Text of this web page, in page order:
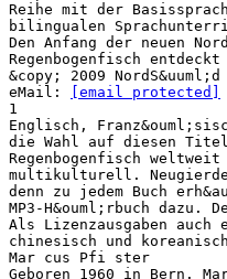
Reihe mit der
bilingualen
Den Anfang der neuen
Regenbogenfisch
&copy; 2009
eMail:
[email protected]
1
Englisch,
die Wahl auf diesen
Regenbogenfisch
multikulturell. Neugierde
denn zu jedem Buch
MP3-H&ouml;rbuch
Als Lizenzausgaben
chinesisch und
Mar cus Pfi ster
Geboren 1960 in Bern.